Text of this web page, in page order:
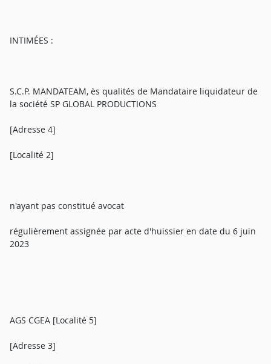
INTIMÉES :
S.C.P. MANDATEAM, ès qualités de Mandataire liquidateur de
la société SP GLOBAL PRODUCTIONS
[Adresse 4]
[Localité 2]
n'ayant pas constitué avocat
régulièrement assignée par acte d'huissier en date du 6 juin
2023
AGS CGEA [Localité 5]
[Adresse 3]